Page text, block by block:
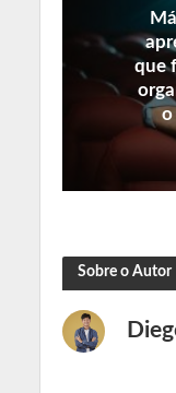
que
o
Sobre o Autor